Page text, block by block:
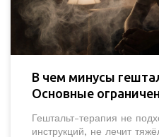
В чем минусы
Основные
Гештальт-терапия не
инструкций, не лечит